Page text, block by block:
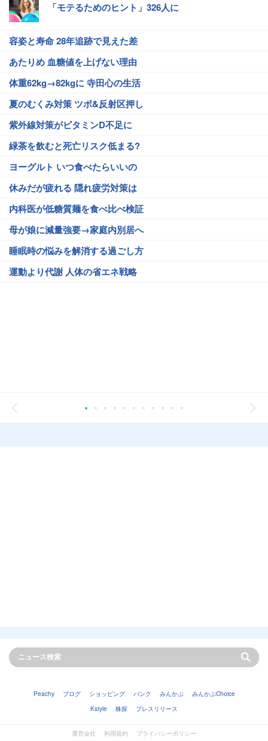
「モテるためのヒント」326人に
容姿と寿命 28年追跡で見えた差
あたりめ 血糖値を上げない理由
体重62kg→82kgに 寺田心の生活
夏のむくみ対策 ツボ&反射区押し
紫外線対策がビタミンD不足に
緑茶を飲むと死亡リスク低まる?
ヨーグルト いつ食べたらいいの
休みだが疲れる 隠れ疲労対策は
内科医が低糖質麺を食べ比べ検証
母が娘に減量強要→家庭内別居へ
睡眠時の悩みを解消する過ごし方
運動より代謝 人体の省エネ戦略
Peachy ブログ ショッピング バンク みんかぶ
みんかぶChoice
Kstyle
株探 プレスリリース
運営会社 利用規約 プライバシーポリシー